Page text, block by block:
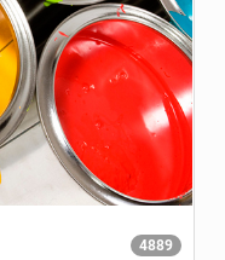
4889